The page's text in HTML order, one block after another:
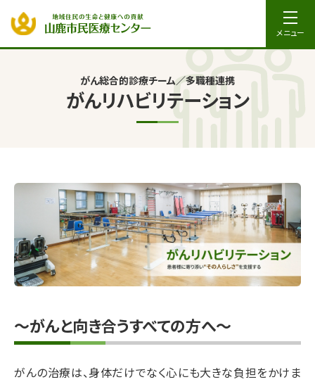
メニュー
がん総合的診療チーム／多職種連携
がんリハビリテーション
～がんと向き合うすべての方へ～
がんの治療は、身体だけでなく心にも大きな負担をかけま